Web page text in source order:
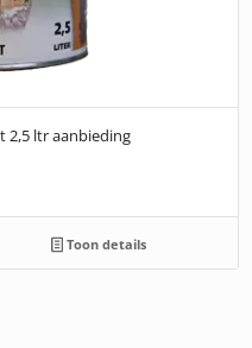
2,5 ltr aanbieding
Toon details